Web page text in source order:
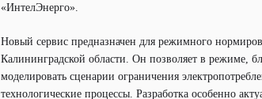
«ИнтелЭнерго».
Новый сервис предназначен для режимного
Калининградской области. Он позволяет в режиме,
моделировать сценарии ограничения
технологические процессы. Разработка особенно